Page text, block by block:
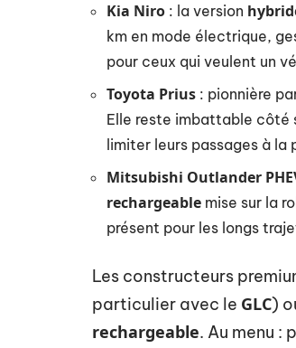
Kia Niro : la version
km en mode électrique,
pour ceux qui veulent un
Toyota Prius : pionnière
Elle reste imbattable côté
limiter leurs passages à la
Mitsubishi Outlander
rechargeable mise sur la
présent pour les longs
Les constructeurs
particulier avec le GLC)
rechargeable. Au menu